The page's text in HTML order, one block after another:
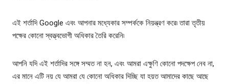
এই শর্তাদি Google এবং আপনার মধ্যেকার সম্পর্ককে নিয়ন্ত্রণ করে৷ তারা তৃতীয়
পক্ষের কোনো স্বত্ত্বভোগী অধিকার তৈরি করেনি৷
আপনি যদি এই শর্তাদির সঙ্গে সম্মত না হন, এবং আমরা এক্ষুণি কোনো পদক্ষেপ নেব না,
এর মানে এটি নয় যে আমরা যে কোনো অধিকার দিচ্ছি যা হয়ত আমাদের কাছে আছে